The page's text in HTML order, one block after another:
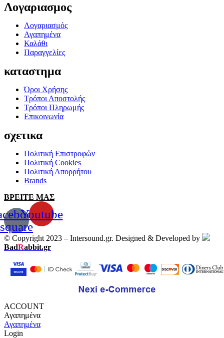
Λογαριασμος
Λογαριασμός
Αγαπημένα
Καλάθι
Παραγγελίες
καταστημα
Όροι Χρήσης
Τρόποι Αποστολής
Τρόποι Πληρωμής
Επικοινωνία
σχετικα
Πολιτική Επιστροφών
Πολιτική Cookies
Πολιτική Απορρήτου
Brands
ΒΡΕΙΤΕ ΜΑΣ
square
Youtube
© Copyright 2023 – Intersound.gr. Designed & Developed by
BadRabbit.gr
ACCOUNT
Αγαπημένα
Αγαπημένα
Login